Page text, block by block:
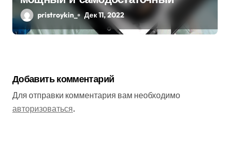
pristroykin_ Дек 11, 2022
Добавить комментарий
Для отправки комментария вам необходимо
авторизоваться.